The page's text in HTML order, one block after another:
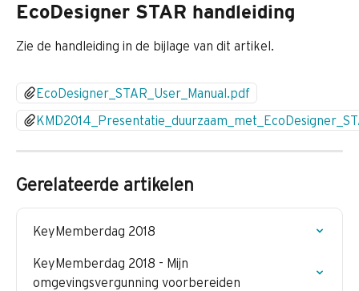
EcoDesigner STAR handleiding
Zie de handleiding in de bijlage van dit artikel.
EcoDesigner_STAR_User_Manual.pdf
Gerelateerde artikelen
KeyMemberdag 2018
KeyMemberdag 2018 - Mijn
omgevingsvergunning voorbereiden